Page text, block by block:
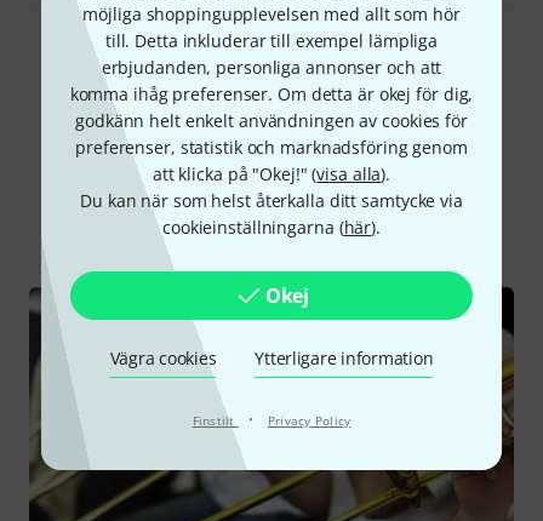
möjliga shoppingupplevelsen med allt som hör
till. Detta inkluderar till exempel lämpliga
erbjudanden, personliga annonser och att
komma ihåg preferenser. Om detta är okej för dig,
godkänn helt enkelt användningen av cookies för
preferenser, statistik och marknadsföring genom
att klicka på "Okej!" (visa alla).
Du kan när som helst återkalla ditt samtycke via
cookieinställningarna (här).
Okej
Vägra cookies Ytterligare information
Finstilt · Privacy Policy
Läs alla recensioner
Visste du?
Alla Onlineguide